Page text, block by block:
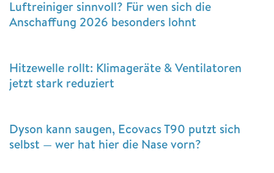
Luftreiniger sinnvoll? Für wen sich die
Anschaffung 2026 besonders lohnt
Hitzewelle rollt: Klimageräte & Ventilatoren
jetzt stark reduziert
Dyson kann saugen, Ecovacs T90 putzt sich
selbst — wer hat hier die Nase vorn?